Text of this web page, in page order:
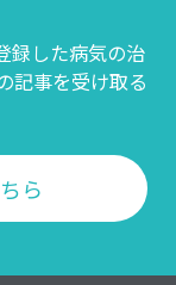
録した病気の治
記事を受け取る
ら